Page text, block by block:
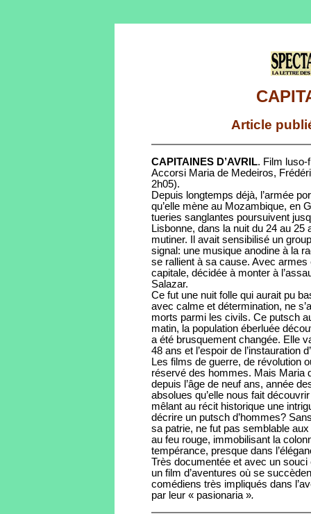
Article
CAPITAINES D’AVRIL. Film luso-
Accorsi Maria de Medeiros,
2h05).
Depuis longtemps déjà, l’armée
qu’elle mène au Mozambique, en
tueries sanglantes poursuivent
Lisbonne, dans la nuit du 24 au
mutiner. Il avait sensibilisé un
signal: une musique anodine à la
se rallient à sa cause. Avec armes
capitale, décidée à monter à
Salazar.
Ce fut une nuit folle qui aurait pu
avec calme et détermination, ne
morts parmi les civils. Ce putsch
matin, la population éberluée
a été brusquement changée. Elle
48 ans et l’espoir de l’instauration
Les films de guerre, de révolution
réservé des hommes. Mais Maria
depuis l’âge de neuf ans, année
absolues qu’elle nous fait
mêlant au récit historique une
décrire un putsch d’hommes?
sa patrie, ne fut pas semblable
au feu rouge, immobilisant la
tempérance, presque dans
Très documentée et avec un
un film d’aventures où se
comédiens très impliqués dans
par leur « pasionaria ».